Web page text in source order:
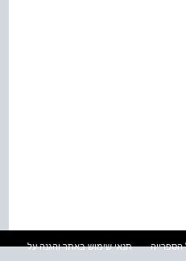
הספרייה
תנאי שימוש באתר והגנה על